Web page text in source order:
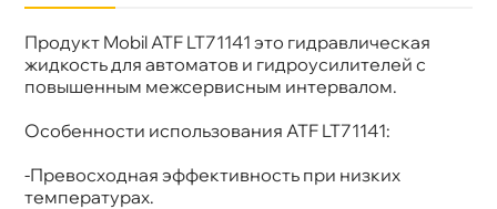
Продукт Mobil ATF LT71141 это гидравлическая
жидкость для автоматов и гидроусилителей с
повышенным межсервисным интервалом.
Особенности использования ATF LT71141:
-Превосходная эффективность при низких
температурах.
Бренд
Mobil
Тип масла
Допуски
MB 236.11, ZF TE-ML 04D/11B/14B/16L/17C
Спецификации
VW TL52162
Артикул
152648/151009/151011/157324